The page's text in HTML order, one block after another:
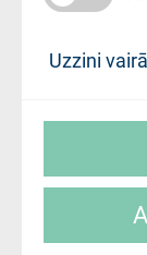
Mājas lapas
Uzzini
slimnīca,
sīkdatņu